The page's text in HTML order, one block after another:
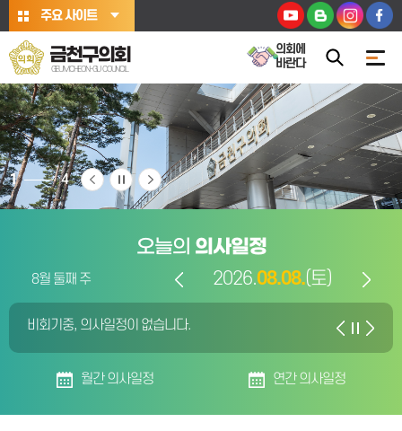
본문바로가기주요 사이트
금천구의회
GEUMCHEON-GU COUNCIL
의회에
바란다
1 4
오늘의 의사일정
8월 둘째 주 08.05.
08.06.
08.07.
2026.08.08.(토)
08.09.
08.10.
08.11.
비회기중, 의사일정이 없습니다.
비회기중, 의사일정이 없습니다.
비회기중, 의사일정이 없습니다.
비회기중, 의사일정이 없습니다.
비회기중, 의사일정이 없습니다.
비회기중, 의사일정이 없습니다.
비회기중, 의사일정이 없습니다.
월간 의사일정 연간 의사일정